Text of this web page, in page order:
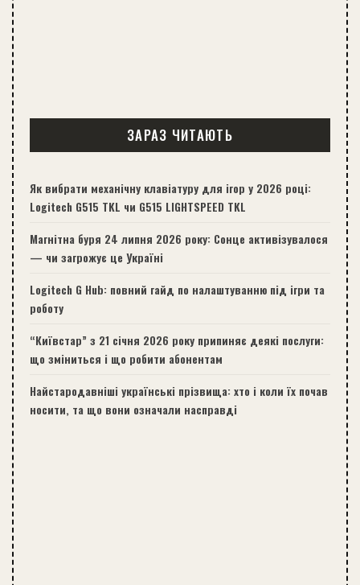
ЗАРАЗ ЧИТАЮТЬ
Як вибрати механічну клавіатуру для ігор у 2026 році:
Logitech G515 TKL чи G515 LIGHTSPEED TKL
Магнітна буря 24 липня 2026 року: Сонце активізувалося
— чи загрожує це Україні
Logitech G Hub: повний гайд по налаштуванню під ігри та
роботу
“Київстар” з 21 січня 2026 року припиняє деякі послуги:
що зміниться і що робити абонентам
Найстародавніші українські прізвища: хто і коли їх почав
носити, та що вони означали насправді